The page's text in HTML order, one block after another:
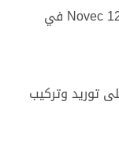
كيتون مشبع بالفلور). تأثير الإطفاء لـ Novec 1230 في
وتركيب